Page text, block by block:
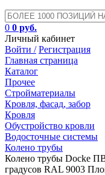
0 0 руб.
Личный кабинет
Войти / Регистрация
Главная страница
Каталог
Прочее
Стройматериалы
Кровля, фасад, забор
Кровля
Обустройство кровли
Водосточные системы
Колено трубы
Колено трубы Docke
градусов RAL 9003